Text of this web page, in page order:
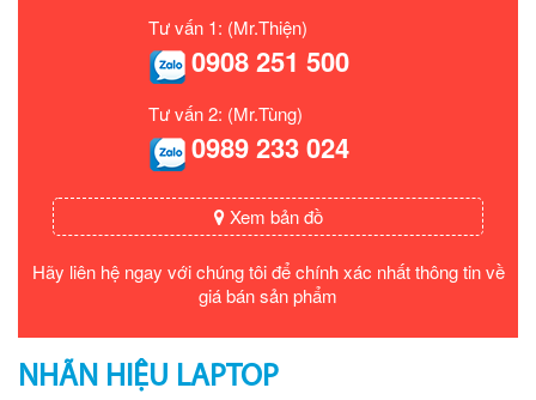
Tư vấn 1: (Mr.Thiện)
0908 251 500
Tư vấn 2: (Mr.Tùng)
0989 233 024
Xem bản đồ
Hãy liên hệ ngay với chúng tôi để chính xác nhất thông tin về
giá bán sản phẩm
NHÃN HIỆU LAPTOP